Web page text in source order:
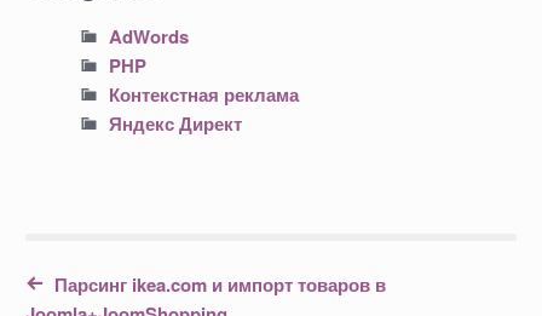
AdWords
PHP
Контекстная реклама
Яндекс Директ
Парсинг ikea.com и импорт товаров в